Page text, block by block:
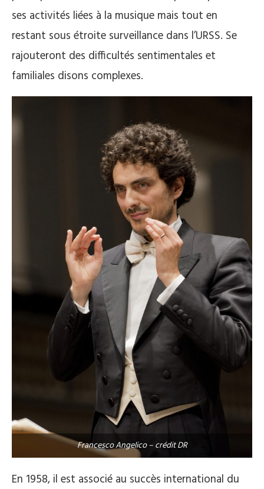
ses activités liées à la musique mais tout en
restant sous étroite surveillance dans l’URSS. Se
rajouteront des difficultés sentimentales et
familiales disons complexes.
Francesco Angelico – crédit DR
En 1958, il est associé au succès international du